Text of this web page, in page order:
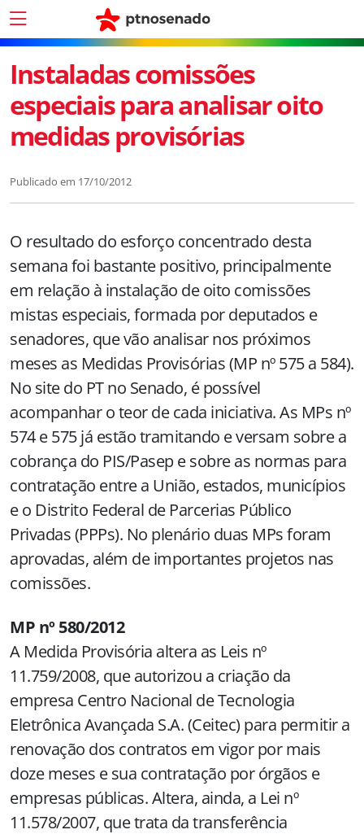
Instaladas comissões
especiais para analisar oito
medidas provisórias
Publicado em 17/10/2012
O resultado do esforço concentrado desta
semana foi bastante positivo, principalmente
em relação à instalação de oito comissões
mistas especiais, formada por deputados e
senadores, que vão analisar nos próximos
meses as Medidas Provisórias (MP nº 575 a 584).
No site do PT no Senado, é possível
acompanhar o teor de cada iniciativa. As MPs nº
574 e 575 já estão tramitando e versam sobre a
cobrança do PIS/Pasep e sobre as normas para
contratação entre a União, estados, municípios
e o Distrito Federal de Parcerias Público
Privadas (PPPs). No plenário duas MPs foram
aprovadas, além de importantes projetos nas
comissões.
MP nº 580/2012
A Medida Provisória altera as Leis nº
11.759/2008, que autorizou a criação da
empresa Centro Nacional de Tecnologia
Eletrônica Avançada S.A. (Ceitec) para permitir a
renovação dos contratos em vigor por mais
doze meses e sua contratação por órgãos e
empresas públicas. Altera, ainda, a Lei nº
11.578/2007, que trata da transferência